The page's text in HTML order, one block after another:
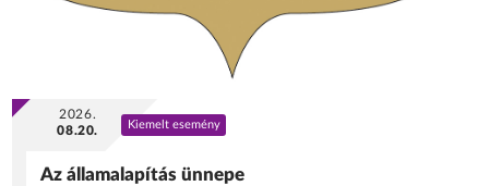
2026.
08.20.
Kiemelt esemény
Az államalapítás ünnepe